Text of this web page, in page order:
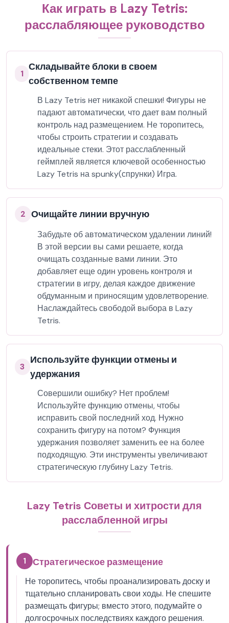
Как играть в Lazy Tetris:
расслабляющее руководство
1
Складывайте блоки в своем
собственном темпе
В Lazy Tetris нет никакой спешки! Фигуры не
падают автоматически, что дает вам полный
контроль над размещением. Не торопитесь,
чтобы строить стратегии и создавать
идеальные стеки. Этот расслабленный
геймплей является ключевой особенностью
Lazy Tetris на spunky(спрунки) Игра.
2 Очищайте линии вручную
Забудьте об автоматическом удалении линий!
В этой версии вы сами решаете, когда
очищать созданные вами линии. Это
добавляет еще один уровень контроля и
стратегии в игру, делая каждое движение
обдуманным и приносящим удовлетворение.
Наслаждайтесь свободой выбора в Lazy
Tetris.
3
Используйте функции отмены и
удержания
Совершили ошибку? Нет проблем!
Используйте функцию отмены, чтобы
исправить свой последний ход. Нужно
сохранить фигуру на потом? Функция
удержания позволяет заменить ее на более
подходящую. Эти инструменты увеличивают
стратегическую глубину Lazy Tetris.
Lazy Tetris Советы и хитрости для
расслабленной игры
1 Стратегическое размещение
Не торопитесь, чтобы проанализировать доску и
тщательно спланировать свои ходы. Не спешите
размещать фигуры; вместо этого, подумайте о
долгосрочных последствиях каждого решения.